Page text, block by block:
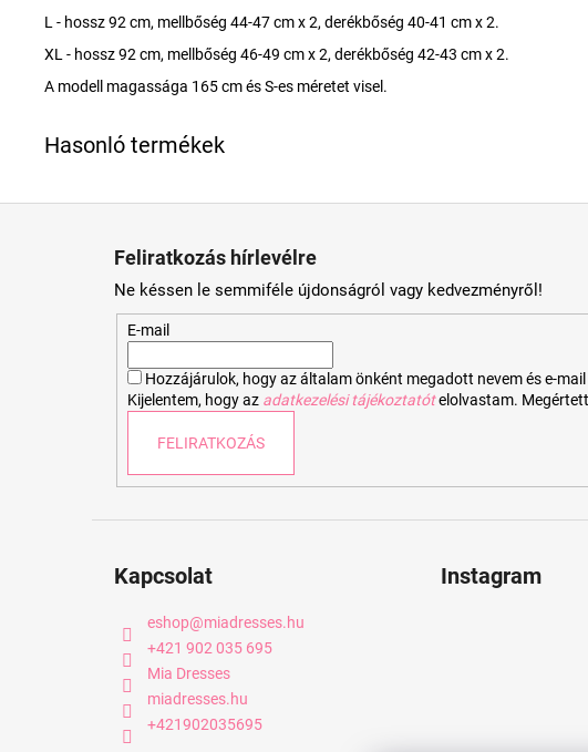
L - hossz 92 cm, mellbőség 44-47 cm x 2, derékbőség 40-41 cm x 2.
XL - hossz 92 cm, mellbőség 46-49 cm x 2, derékbőség 42-43 cm x 2.
A modell magassága 165 cm és S-es méretet visel.
Feliratkozás hírlevélre
Ne késsen le semmiféle újdonságról vagy kedvezményről!
E-mail
Hozzájárulok, hogy az általam önként megadott nevem és e-
Kijelentem, hogy az adatkezelési tájékoztatót elolvastam.
FELIRATKOZÁS
Kapcsolat
eshop@miadresses.hu
+421 902 035 695
Mia Dresses
miadresses.hu
+421902035695
Instagram